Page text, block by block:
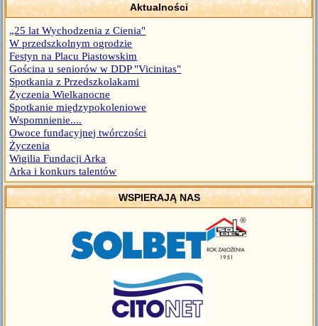
Aktualności
„25 lat Wychodzenia z Cienia"
W przedszkolnym ogrodzie
Festyn na Placu Piastowskim
Gościna u seniorów w DDP "Vicinitas"
Spotkania z Przedszkolakami
Życzenia Wielkanocne
Spotkanie międzypokoleniowe
Wspomnienie....
Owoce fundacyjnej twórczości
Życzenia
Wigilia Fundacji Arka
Arka i konkurs talentów
WSPIERAJĄ NAS